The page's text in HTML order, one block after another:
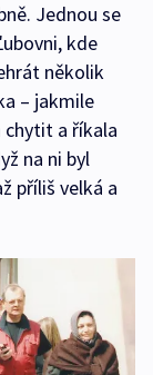
Jednou se
kde
několik
– jakmile
chytit a říkala
na ni byl
příliš velká a